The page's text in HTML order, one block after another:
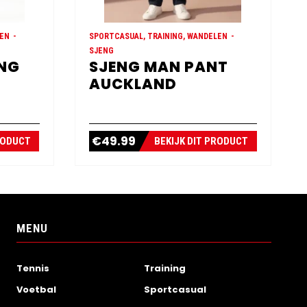
SPORTCASUAL, TRAINING, WANDELEN
SJENG
SJENG MAN PANT
AUCKLAND
€49.99 BEKIJK DIT PRODUCT
MENU
Tennis
Training
Voetbal
Sportcasual